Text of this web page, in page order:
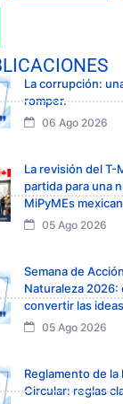
La corrupción:
romper.
06 Ago 2026
La revisión del T-
partida para una
MiPyMEs
05 Ago 2026
Semana de
Naturaleza 2026:
convertir las
05 Ago 2026
Reglamento de la
Circular: reglas